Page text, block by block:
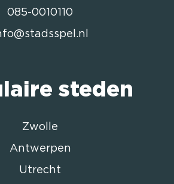
085-0010110
steden
Zwolle
Antwerpen
Utrecht